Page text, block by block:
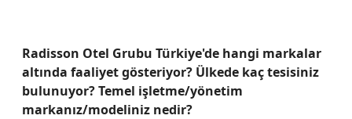
Radisson Otel Grubu Türkiye'de hangi markalar
altında faaliyet gösteriyor? Ülkede kaç tesisiniz
bulunuyor? Temel işletme/yönetim
markanız/modeliniz nedir?